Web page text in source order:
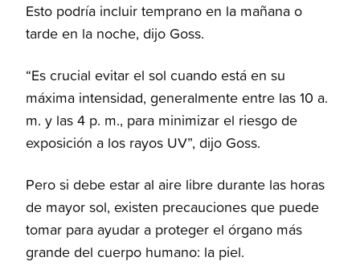
Esto podría incluir temprano en la mañana o
tarde en la noche, dijo Goss.
“Es crucial evitar el sol cuando está en su
máxima intensidad, generalmente entre las 10 a.
m. y las 4 p. m., para minimizar el riesgo de
exposición a los rayos UV”, dijo Goss.
Pero si debe estar al aire libre durante las horas
de mayor sol, existen precauciones que puede
tomar para ayudar a proteger el órgano más
grande del cuerpo humano: la piel.